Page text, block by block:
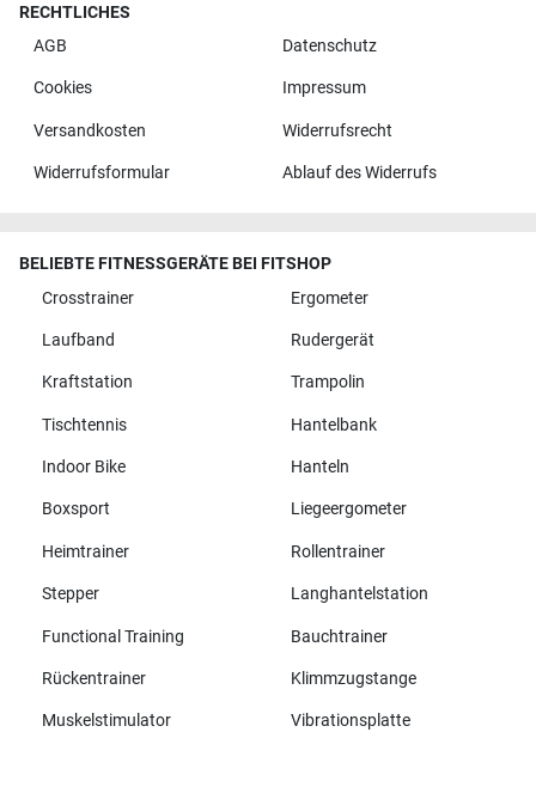
RECHTLICHES
AGB
Datenschutz
Cookies Impressum
Versandkosten Widerrufsrecht
Widerrufsformular Ablauf des Widerrufs
BELIEBTE FITNESSGERÄTE BEI FITSHOP
Crosstrainer
Ergometer
Laufband Rudergerät
Kraftstation Trampolin
Tischtennis Hantelbank
Indoor Bike Hanteln
Boxsport Liegeergometer
Heimtrainer Rollentrainer
Stepper Langhantelstation
Functional Training Bauchtrainer
Rückentrainer Klimmzugstange
Muskelstimulator Vibrationsplatte